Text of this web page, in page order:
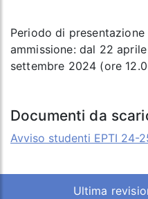
Periodo di
ammissione: dal 22
settembre 2024 (ore
Documenti da
Avviso studenti EPTI 24-
Ultima